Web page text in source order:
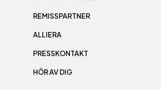
REMISSPARTNER
ALLIERA
PRESSKONTAKT
HÖR AV DIG